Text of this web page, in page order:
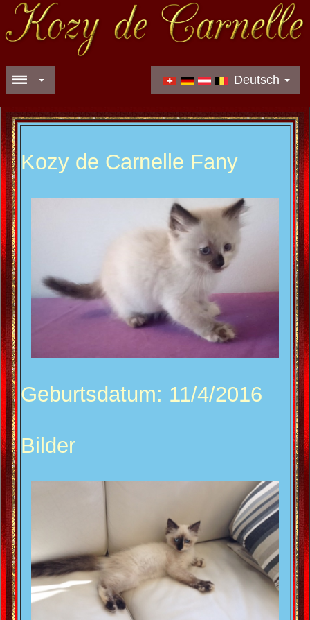
Deutsch
Kozy de Carnelle Fany
Geburtsdatum: 11/4/2016
Bilder